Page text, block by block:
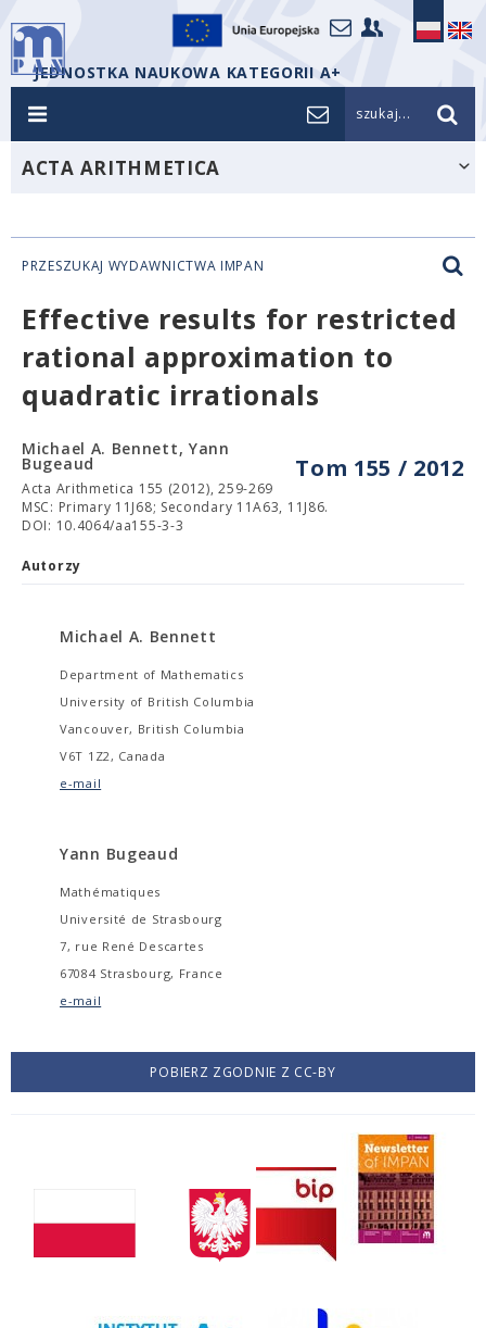
JEDNOSTKA NAUKOWA KATEGORII A+
szukaj...
ACTA ARITHMETICA
PRZESZUKAJ WYDAWNICTWA IMPAN
Effective results for restricted
rational approximation to
quadratic irrationals
Tom 155 / 2012
Michael A. Bennett, Yann
Bugeaud
Acta Arithmetica 155 (2012), 259-269
MSC: Primary 11J68; Secondary 11A63, 11J86.
DOI: 10.4064/aa155-3-3
Autorzy
Michael A. Bennett
Department of Mathematics
University of British Columbia
Vancouver, British Columbia
V6T 1Z2, Canada
e-mail
Yann Bugeaud
Mathématiques
Université de Strasbourg
7, rue René Descartes
67084 Strasbourg, France
e-mail
POBIERZ ZGODNIE Z CC-BY